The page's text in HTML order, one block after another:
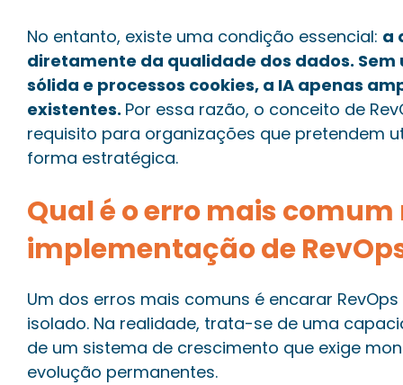
No entanto, existe uma condição essencial: a
diretamente da qualidade dos dados.
sólida e processos cookies, a IA apenas
existentes. Por essa razão, o conceito de
requisito para organizações que pretendem
forma estratégica.
Qual é o erro mais comum
implementação de
Um dos erros mais comuns é encarar
isolado. Na realidade, trata-se de uma
de um sistema de crescimento que exige
evolução permanentes.